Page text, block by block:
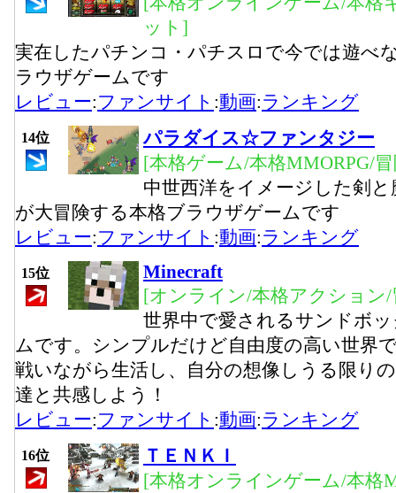
ット]
実在したパチンコ・パチスロで今では遊べ
ラウザゲームです
レビュー:ファンサイト :動画:ランキング
14位
パラダイス☆ファンタジー
[本格ゲーム/本格MMORPG/
中世西洋をイメージした剣
が大冒険する本格ブラウザゲームです
レビュー:ファンサイト :動画:ランキング
15位
Minecraft
[オンライン/本格アクション
世界中で愛されるサンドボ
ムです。シンプルだけど自由度の高い世界
戦いながら生活し、自分の想像しうる限り
達と共感しよう！
レビュー:ファンサイト :動画:ランキング
16位
ＴＥＮＫＩ
[本格オンラインゲーム/本格